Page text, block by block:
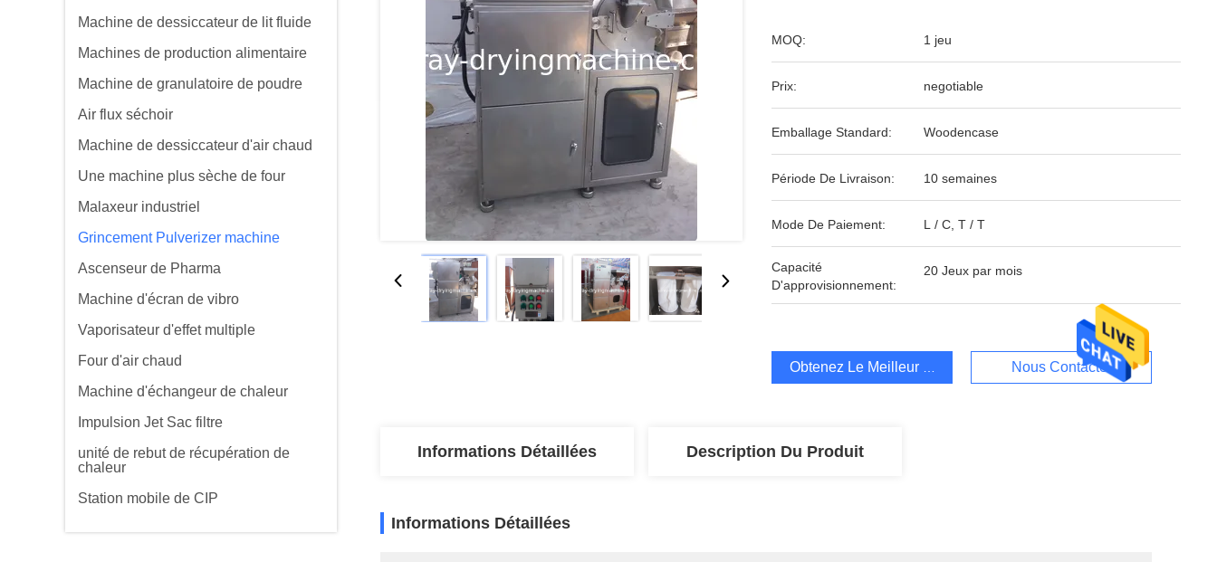
Machine de dessiccateur de lit fluide
Machines de production alimentaire
Machine de granulatoire de poudre
Air flux séchoir
Machine de dessiccateur d'air chaud
Une machine plus sèche de four
Malaxeur industriel
Grincement Pulverizer machine
Ascenseur de Pharma
Machine d'écran de vibro
Vaporisateur d'effet multiple
Four d'air chaud
Machine d'échangeur de chaleur
Impulsion Jet Sac filtre
unité de rebut de récupération de
chaleur
Station mobile de CIP
MOQ: 1 jeu
Prix: negotiable
Emballage Standard: Woodencase
Période De Livraison: 10 semaines
Mode De Paiement: L / C, T / T
Capacité
D'approvisionnement:
20 Jeux par mois
Obtenez Le Meilleur Prix Nous Contacter
Informations Détaillées Description Du Produit
Informations Détaillées